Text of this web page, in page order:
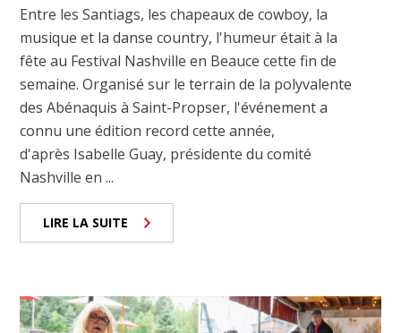
Entre les Santiags, les chapeaux de cowboy, la
musique et la danse country, l'humeur était à la
fête au Festival Nashville en Beauce cette fin de
semaine. Organisé sur le terrain de la polyvalente
des Abénaquis à Saint-Propser, l'événement a
connu une édition record cette année,
d'après Isabelle Guay, présidente du comité
Nashville en ...
LIRE LA SUITE